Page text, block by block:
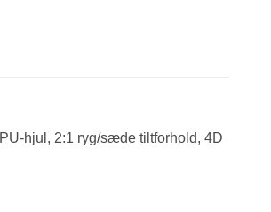
hjul, 2:1 ryg/sæde tiltforhold, 4D